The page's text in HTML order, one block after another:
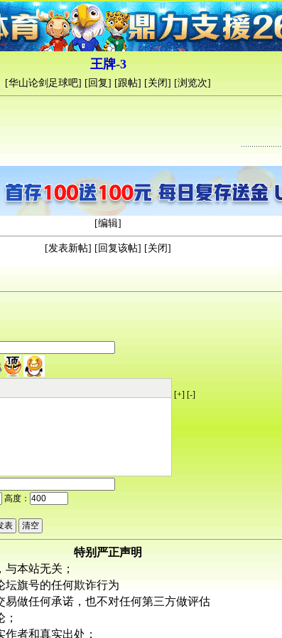
王牌-3
[华山论剑足球吧] [回复] [跟帖] [关闭] [浏览次]
[编辑]
[发表新帖] [ 回复该帖] [关闭]
[+] [-]
高度：
特别严正声明
本站无关；
坛旗号的任何欺诈行为
易做任何承诺，也不对任何第三方做评估
者和真实出处；